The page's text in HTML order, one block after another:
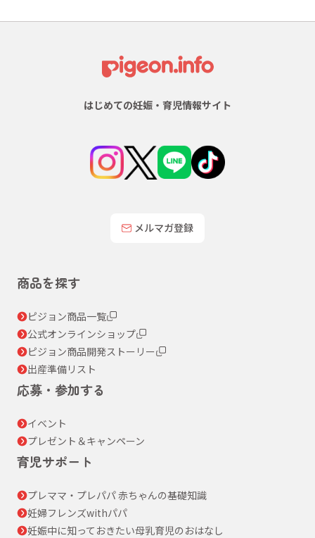
はじめての妊娠・育児情報サイト
メルマガ登録
商品を探す
ピジョン商品一覧
公式オンラインショップ
ピジョン商品開発ストーリー
出産準備リスト
応募・参加する
イベント
プレゼント＆キャンペーン
育児サポート
プレママ・プレパパ 赤ちゃんの基礎知識
妊婦フレンズwithパパ
妊娠中に知っておきたい母乳育児のおはなし